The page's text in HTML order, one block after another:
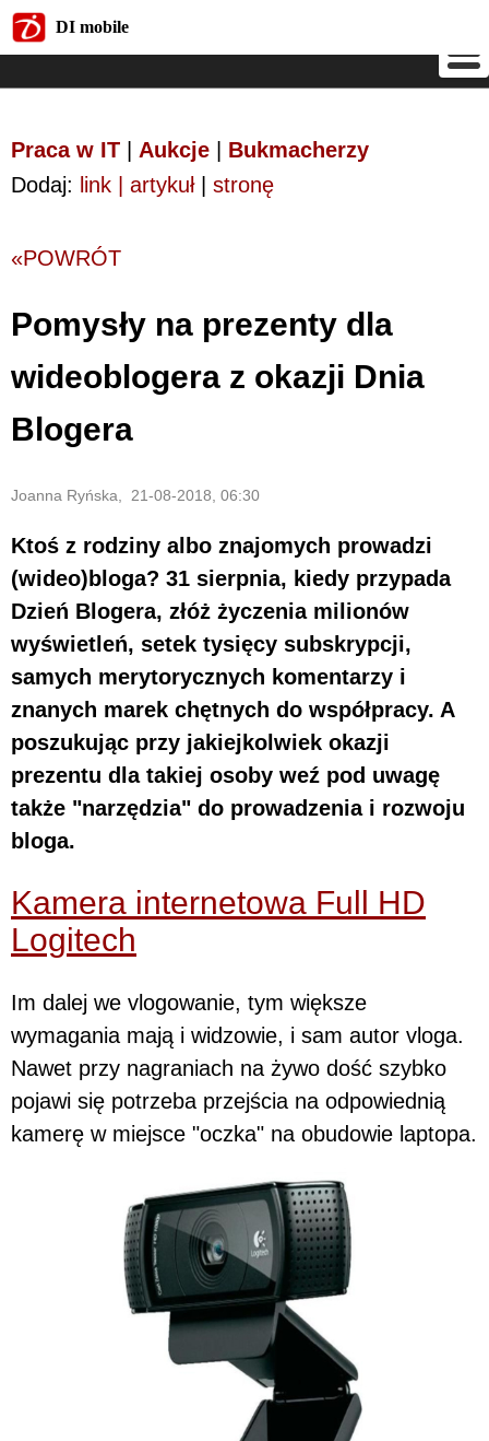
DI mobile
Praca w IT Aukcje
Bukmacherzy
Dodaj: link | artykuł| stronę
«POWRÓT
Pomysły na prezenty dla
wideoblogera z okazji Dnia
Blogera
Joanna Ryńska, 21-08-2018, 06:30
Ktoś z rodziny albo znajomych prowadzi
(wideo)bloga? 31 sierpnia, kiedy przypada
Dzień Blogera, złóż życzenia milionów
wyświetleń, setek tysięcy subskrypcji,
samych merytorycznych komentarzy i
znanych marek chętnych do współpracy. A
poszukując przy jakiejkolwiek okazji
prezentu dla takiej osoby weź pod uwagę
także "narzędzia" do prowadzenia i rozwoju
bloga.
Kamera internetowa Full HD
Logitech
Im dalej we vlogowanie, tym większe
wymagania mają i widzowie, i sam autor vloga.
Nawet przy nagraniach na żywo dość szybko
pojawi się potrzeba przejścia na odpowiednią
kamerę w miejsce "oczka" na obudowie laptopa.
DI mobile